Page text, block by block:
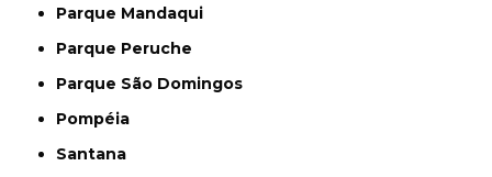
Parque Mandaqui
Parque Peruche
Parque São Domingos
Pompéia
Santana